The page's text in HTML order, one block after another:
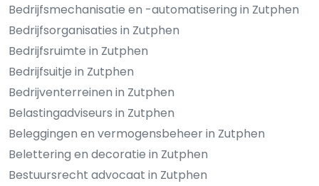
Bedrijfsmechanisatie en -automatisering in Zutphen
Bedrijfsorganisaties in Zutphen
Bedrijfsruimte in Zutphen
Bedrijfsuitje in Zutphen
Bedrijventerreinen in Zutphen
Belastingadviseurs in Zutphen
Beleggingen en vermogensbeheer in Zutphen
Belettering en decoratie in Zutphen
Bestuursrecht advocaat in Zutphen